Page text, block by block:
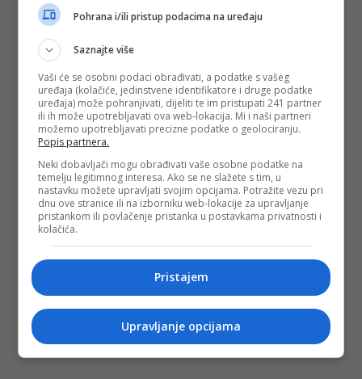
Pohrana i/ili pristup podacima na uređaju
Saznajte više
Vaši će se osobni podaci obrađivati, a podatke s vašeg
uređaja (kolačiće, jedinstvene identifikatore i druge podatke
uređaja) može pohranjivati, dijeliti te im pristupati 241 partner
ili ih može upotrebljavati ova web-lokacija. Mi i naši partneri
možemo upotrebljavati precizne podatke o geolociranju.
Popis partnera.
Neki dobavljači mogu obrađivati vaše osobne podatke na
temelju legitimnog interesa. Ako se ne slažete s tim, u
nastavku možete upravljati svojim opcijama. Potražite vezu pri
dnu ove stranice ili na izborniku web-lokacije za upravljanje
pristankom ili povlačenje pristanka u postavkama privatnosti i
kolačića.
Pristajem
Upravljanje opcijama